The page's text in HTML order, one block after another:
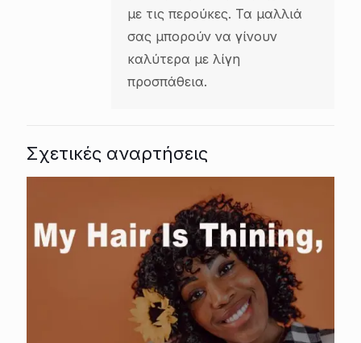
με τις περούκες. Τα μαλλιά
σας μπορούν να γίνουν
καλύτερα με λίγη
προσπάθεια.
Σχετικές αναρτήσεις